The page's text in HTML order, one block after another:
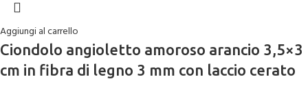
Aggiungi al carrello
Ciondolo angioletto amoroso arancio 3,5×3
cm in fibra di legno 3 mm con laccio cerato